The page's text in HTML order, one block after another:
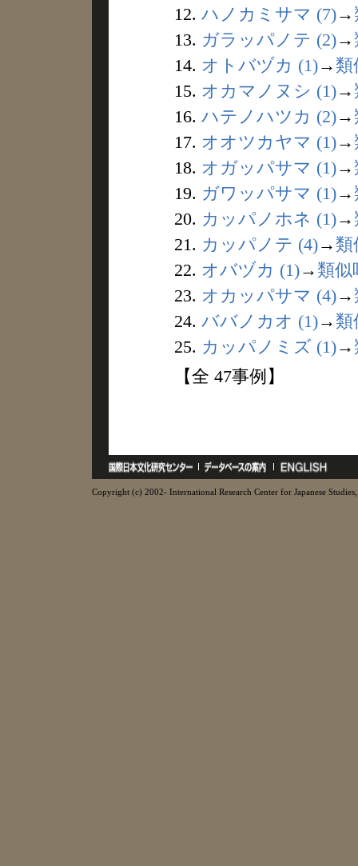
12. ハノカミサマ (7)→
13. ガラッパノテ (2)→
14. オトバヅカ (1)→ 類
15. オカマノヌシ (1)→
16. ハテノハツカ (2)→
17. オオツカヤマ (1)→
18. オガッパサマ (1)→
19. ガワッパサマ (1)→
20. カッパノホネ (1)→
21. カッパノテ (4)→ 類
22. オバヅカ (1)→ 類似
23. オカッパサマ (4)→
24. ババノカオ (1)→ 類
25. カッパノミズ (1)→
【全 47事例】
Copyright (c) 2002- International Research Center for Japanese